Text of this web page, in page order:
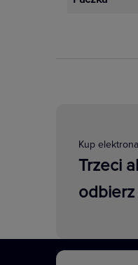
Kup
Trzeci
odbierz